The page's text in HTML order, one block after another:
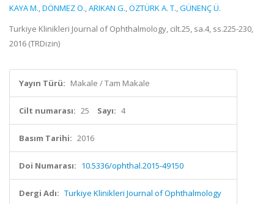
KAYA M.,DÖNMEZ O.,ARIKAN G.,ÖZTÜRK A. T.,GÜNENÇ Ü.
Turkiye Klinikleri Journal of Ophthalmology, cilt.25, sa.4, ss.225-230,
2016 (TRDizin)
Yayın Türü: Makale / Tam Makale
Cilt numarası: 25 Sayı: 4
Basım Tarihi: 2016
Doi Numarası: 10.5336/ophthal.2015-49150
Dergi Adı: Turkiye Klinikleri Journal of Ophthalmology